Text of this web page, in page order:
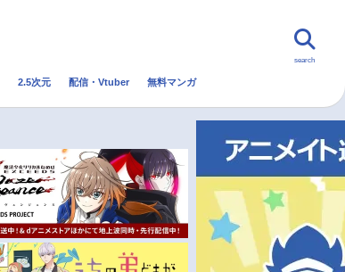
トレンド 無料マンガ
秋アニメ
冬アニメ
search
2.5次元 配信・Vtuber 無料マンガ